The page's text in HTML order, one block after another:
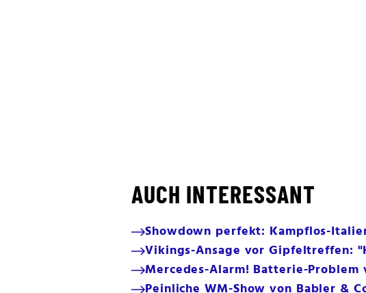
AUCH INTERESSANT
Showdown perfekt: Kampflos-
Vikings-Ansage vor Gipfeltreffen:
Mercedes-Alarm! Batterie-Problem